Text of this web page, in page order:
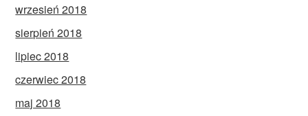
wrzesień 2018
sierpień 2018
lipiec 2018
czerwiec 2018
maj 2018